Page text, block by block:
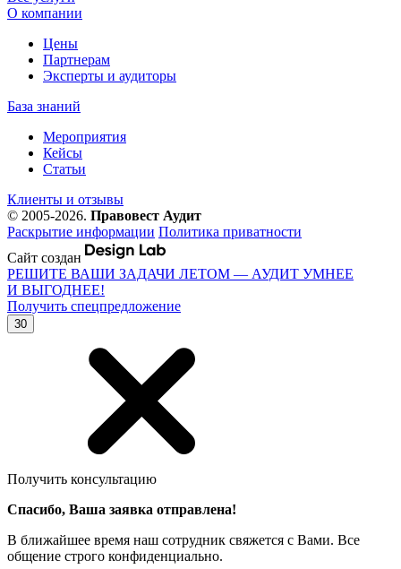
О компании
Цены
Партнерам
Эксперты и аудиторы
База знаний
Мероприятия
Кейсы
Статьи
Клиенты и отзывы
© 2005-2026. Правовест Аудит
Раскрытие информации Политика приватности
Сайт создан
РЕШИТЕ ВАШИ ЗАДАЧИ ЛЕТОМ — АУДИТ УМНЕЕ
И ВЫГОДНЕЕ!
Получить спецпредложение
30
Получить консультацию
Спасибо, Ваша заявка отправлена!
В ближайшее время наш сотрудник свяжется с Вами. Все
общение строго конфиденциально.